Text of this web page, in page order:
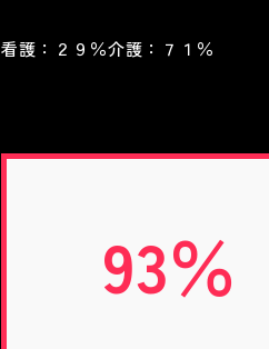
看護：２９％介護：７１％
93％